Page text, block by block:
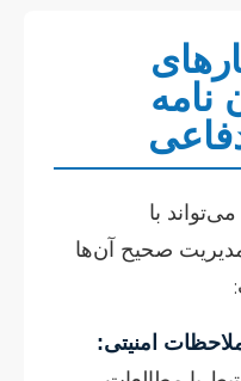
نامه
با
صحیح آن‌ها
امنیتی: